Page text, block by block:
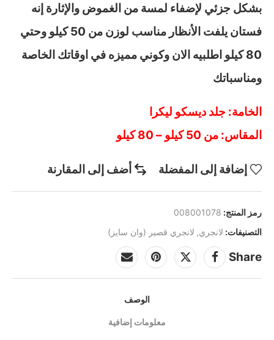
بشكل جزئي لإضفاء لمسة من الغموض والإثارة إنه
فستان يلفت الأنظار مناسب لوزن من 50 كيلو وحتي
80 كيلو اطلبيه الان وكوني مميزه في اوقاتك الخاصة
ومناسباتك
الخامة: جلد ديسكو ليكرا
المقاس: من 50 كيلو – 80 كيلو
إضافة إلى المفضلة أضف إلى المقارنة
رمز المنتج: 008001078
التصنيفات: لانجري, لانجري قصير (وان سايز)
Share
الوصف
معلومات إضافية